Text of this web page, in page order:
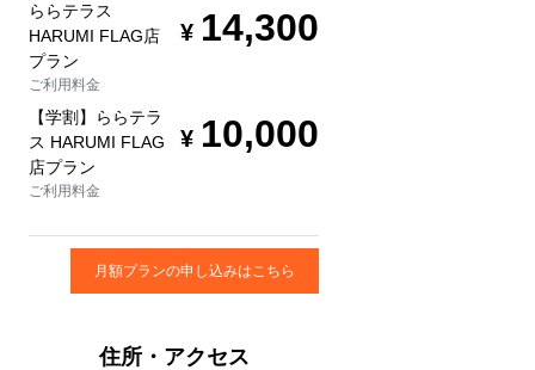
ららテラス
HARUMI FLAG店
プラン
ご利用料金
14,300
【学割】ららテラ
ス HARUMI FLAG
店プラン
ご利用料金
10,000
月額プランの申し込みはこちら
住所・アクセス